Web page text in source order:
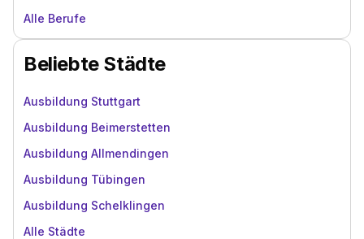
Alle Berufe
Beliebte Städte
Ausbildung Stuttgart
Ausbildung Beimerstetten
Ausbildung Allmendingen
Ausbildung Tübingen
Ausbildung Schelklingen
Alle Städte